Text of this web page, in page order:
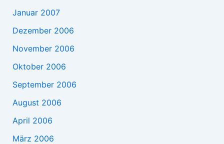
Januar 2007
Dezember 2006
November 2006
Oktober 2006
September 2006
August 2006
April 2006
März 2006